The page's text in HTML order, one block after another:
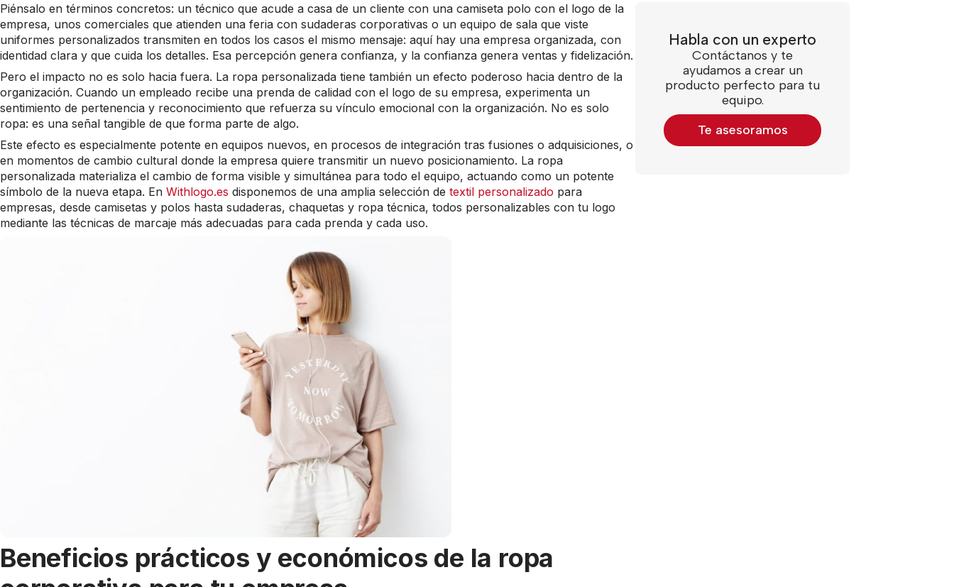
Piénsalo en términos concretos: un técnico que acude a casa de un cliente con una camiseta polo con el logo de la
empresa, unos comerciales que atienden una feria con sudaderas corporativas o un equipo de sala que viste
uniformes personalizados transmiten en todos los casos el mismo mensaje: aquí hay una empresa organizada, con
identidad clara y que cuida los detalles. Esa percepción genera confianza, y la confianza genera ventas y fidelización.
Pero el impacto no es solo hacia fuera. La ropa personalizada tiene también un efecto poderoso hacia dentro de la
organización. Cuando un empleado recibe una prenda de calidad con el logo de su empresa, experimenta un
sentimiento de pertenencia y reconocimiento que refuerza su vínculo emocional con la organización. No es solo
ropa: es una señal tangible de que forma parte de algo.
Este efecto es especialmente potente en equipos nuevos, en procesos de integración tras fusiones o adquisiciones, o
en momentos de cambio cultural donde la empresa quiere transmitir un nuevo posicionamiento. La ropa
personalizada materializa el cambio de forma visible y simultánea para todo el equipo, actuando como un potente
símbolo de la nueva etapa. En Withlogo.es disponemos de una amplia selección de textil personalizado para
empresas, desde camisetas y polos hasta sudaderas, chaquetas y ropa técnica, todos personalizables con tu logo
mediante las técnicas de marcaje más adecuadas para cada prenda y cada uso.
Beneficios prácticos y económicos de la ropa
Habla con un experto
Contáctanos y te
ayudamos a crear un
producto perfecto para tu
equipo.
Te asesoramos